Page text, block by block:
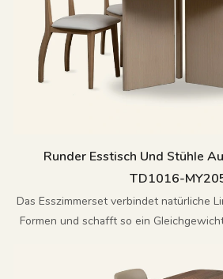
Runder Esstisch Und Stühle
TD1016-
Das Esszimmerset verbindet natürliche
Formen und schafft so ein